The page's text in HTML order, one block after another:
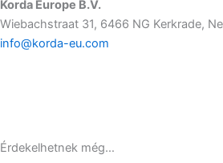
Korda Europe B.V.
Wiebachstraat 31, 6466 NG Kerkrade,
info@korda-eu.com
Érdekelhetnek még…